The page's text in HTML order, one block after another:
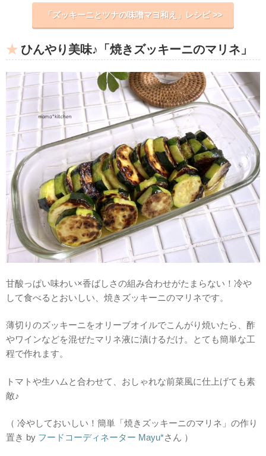
「ズッキーニとツナの味噌マヨ和え」レシピ >>
ひんやり美味♪「焼きズッキーニのマリネ」
甘酸っぱい味わい×香ばしさの組み合わせがたまらない！冷や
して食べるとおいしい、焼きズッキーニのマリネです。
薄切りのズッキーニをオリーブオイルでこんがり焼いたら、酢
やワインなどを混ぜたマリネ液に漬けるだけ。とても簡単な工
程で作れます。
トマトや生ハムと合わせて、おしゃれな前菜風に仕上げても素
敵♪
（ 冷やしておいしい！簡単「焼きズッキーニのマリネ」の作り
置き by フードコーディネーター Mayu*さん ）